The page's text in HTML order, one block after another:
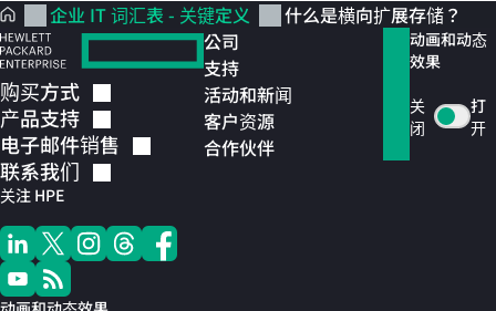
企业 IT 词汇表 - 关键定义 什么是横向扩展存储？
购买方式
产品支持
电子邮件销售
联系我们
关注 HPE
公司
支持
活动和新闻
客户资源
合作伙伴
动画和动态
效果
关
闭
打
开